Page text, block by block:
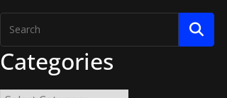
Categories